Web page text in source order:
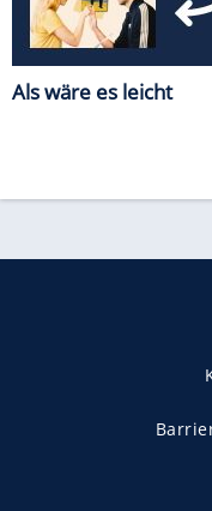
Als wäre es leicht